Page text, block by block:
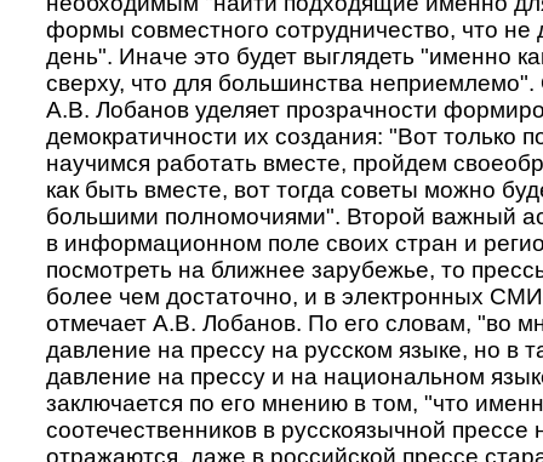
формы совместного сотрудничество, что не
день". Иначе это будет выглядеть "именно
сверху, что для большинства
А.В. Лобанов уделяет прозрачности
демократичности их создания: "Вот только
научимся работать вместе, пройдем
как быть вместе, вот тогда советы можно
большими полномочиями". Второй важный
в информационном поле своих стран и
посмотреть на ближнее зарубежье, то
более чем достаточно, и в электронных
отмечает А.В. Лобанов. По его словам, "во
давление на прессу на русском языке, но в
давление на прессу и на национальном
заключается по его мнению в том, "что
соотечественников в русскоязычной прессе
отражаются, даже в российской прессе